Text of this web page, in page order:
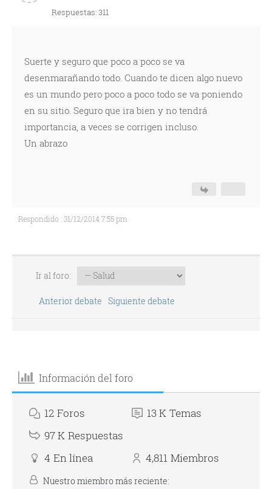
Respuestas: 311
Suerte y seguro que poco a poco se va
desenmarañando todo. Cuando te dicen algo nuevo
es un mundo pero poco a poco todo se va poniendo
en su sitio. Seguro que ira bien y no tendrá
importancia, a veces se corrigen incluso.
Un abrazo
Respondido : 31/12/2014 7:55 pm
Ir al foro:
Anterior debate Siguiente debate
Información del foro
12 Foros 13 K Temas
97 K Respuestas
4 En línea 4,811 Miembros
Nuestro miembro más reciente: